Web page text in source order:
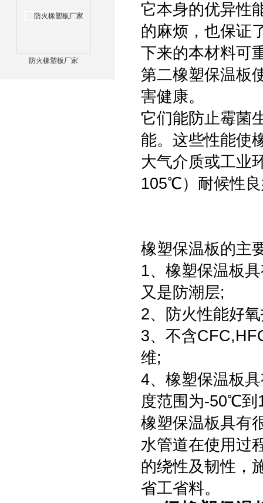
防火橡塑板厂家
它本身的优异性
的麻烦，也保证
下来的本材料可
第二橡塑保温板
害健康。
它们能防止霉菌
能。这些性能使
大气介质或工业
105℃）耐候性
橡塑保温板的主
1、橡塑保温板
又是防潮层;
2、防火性能好
3、不含
维;
4、橡塑保温板
度范围为-50℃
橡塑保温板具有
水管道在使用过
的绕性及韧性，
省工省料。